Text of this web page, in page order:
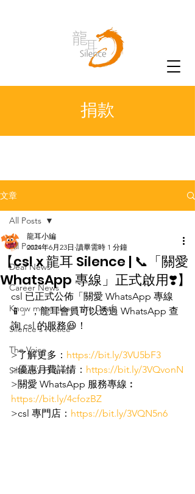
捐款
文章
All Posts
Deaf News
Career News
Know more about the Deaf
Silence's Notice
The Voice
Silence’s Friends
All Posts
【csl x 龍耳 Silence | 📞「關愛
WhatsApp 專線」正式啟用❣️】​
龍耳小編
2024年6月23日 讀畢需時 1 分鐘
csl 已正式公佈「關愛 WhatsApp 專線
📱」，龍耳會員可以透過 WhatsApp 查
詢 csl 的服務😆！
​>了解更多： https://bit.ly/3VU5bF3​
>優惠月費詳情： https://bit.ly/3VQvonN​
>關愛 WhatsApp 服務專線︰
https://bit.ly/4cfozBZ​
>csl 專門店： https://bit.ly/3VQN5n6​